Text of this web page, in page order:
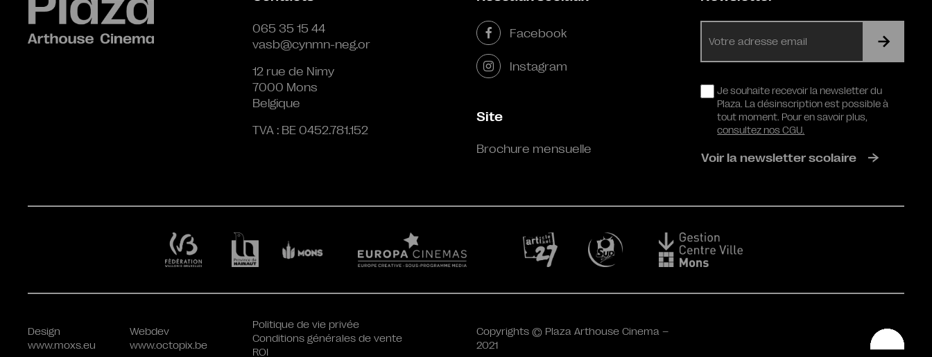
065 35 15 44
vasb@cynmn-neg.or
12 rue de Nimy
7000 Mons
Belgique
TVA : BE 0452.781.152
Facebook
Instagram
Site
Brochure mensuelle
mail
RGPDJe souhaite recevoir la newsletter du
Plaza. La désinscription est possible à
tout moment. Pour en savoir plus,
consultez nos CGU.
Voir la newsletter scolaire
Design
www.moxs.eu
Webdev
www.octopix.be
Politique de vie privée
Conditions générales de vente
ROI
Copyrights © Plaza Arthouse Cinema –
2021